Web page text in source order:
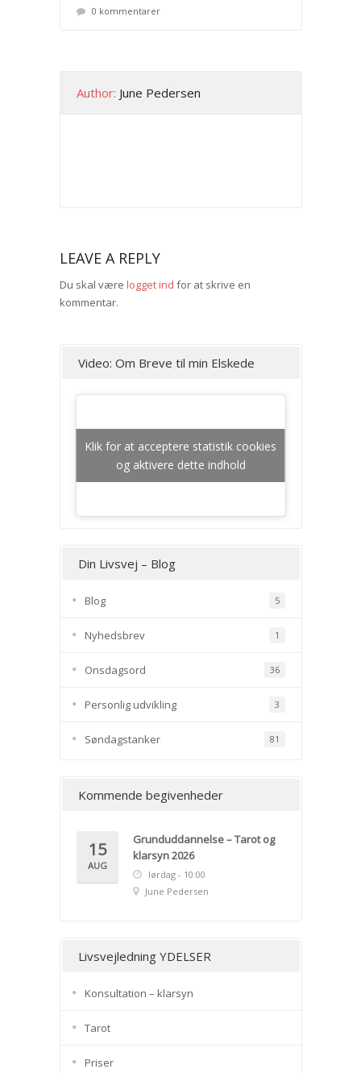
0 kommentarer
Author: June Pedersen
LEAVE A REPLY
Du skal være logget ind for at skrive en
kommentar.
Video: Om Breve til min Elskede
Klik for at acceptere statistik cookies
og aktivere dette indhold
Din Livsvej – Blog
Blog 5
Nyhedsbrev 1
Onsdagsord 36
Personlig udvikling 3
Søndagstanker 81
Kommende begivenheder
15
AUG
Grunduddannelse – Tarot og
klarsyn 2026
lørdag - 10:00
June Pedersen
Livsvejledning YDELSER
Konsultation – klarsyn
Tarot
Priser